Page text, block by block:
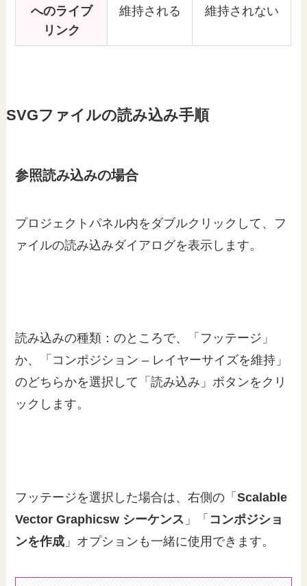
へのライブ
リンク
維持される 維持されない
SVGファイルの読み込み手順
参照読み込みの場合
プロジェクトパネル内をダブルクリックして、フ
ァイルの読み込みダイアログを表示します。
読み込みの種類：のところで、「フッテージ」
か、「コンポジション – レイヤーサイズを維持」
のどちらかを選択して「読み込み」ボタンをクリ
ックします。
フッテージを選択した場合は、右側の「Scalable
Vector Graphicsw シーケンス 」「 コンポジショ
ンを作成 」オプションも一緒に使用できます。